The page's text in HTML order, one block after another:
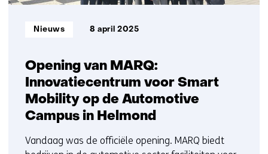
Opening van MARQ:
Innovatiecentrum voor Smart
Mobility op de Automotive
Campus in Helmond
Informatietype:
Nieuws 8 april 2025
Vandaag was de officiële opening. MARQ biedt